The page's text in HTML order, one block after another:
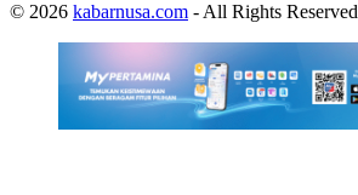
© 2026 kabarnusa.com - All Rights Reserved